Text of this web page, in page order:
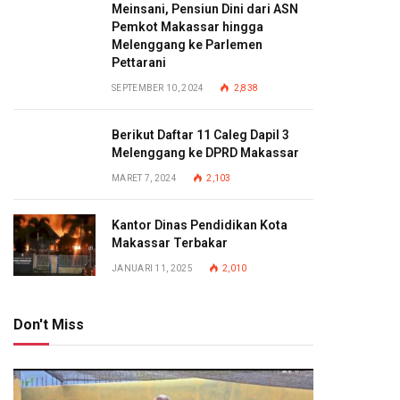
Meinsani, Pensiun Dini dari ASN
Pemkot Makassar hingga
Melenggang ke Parlemen
Pettarani
SEPTEMBER 10, 2024 2,838
Berikut Daftar 11 Caleg Dapil 3
Melenggang ke DPRD Makassar
MARET 7, 2024 2,103
Kantor Dinas Pendidikan Kota
Makassar Terbakar
JANUARI 11, 2025 2,010
Don't Miss